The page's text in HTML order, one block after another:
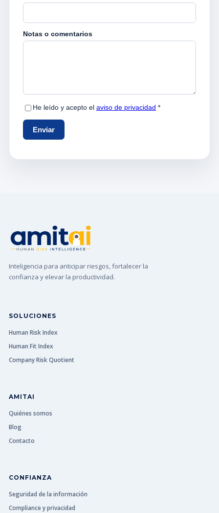
Inteligencia para anticipar riesgos, fortalecer la
confianza y elevar la productividad.
SOLUCIONES
Human Risk Index
Human Fit Index
Company Risk Quotient
AMITAI
Quiénes somos
Blog
Contacto
CONFIANZA
Seguridad de la información
Compliance y privacidad